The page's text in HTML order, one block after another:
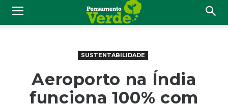
SUSTENTABILIDADE
Aeroporto na Índia
funciona 100% com